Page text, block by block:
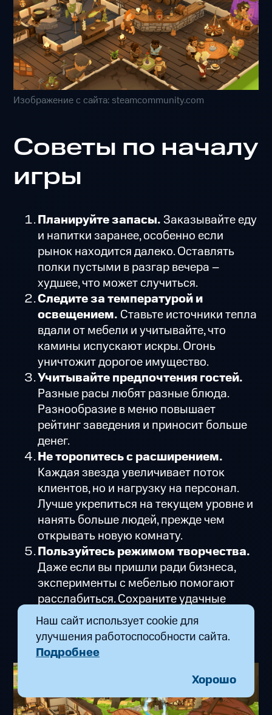
Наш сайт использует cookie для
улучшения работоспособности сайта.
Подробнее
Хорошо
Изображение с сайта: steamcommunity.com
Советы по началу
игры
Планируйте запасы.Заказывайте еду
и напитки заранее, особенно если
рынок находится далеко. Оставлять
полки пустыми в разгар вечера –
худшее, что может случиться.
Следите за температурой и
освещением. Ставьте источники тепла
вдали от мебели и учитывайте, что
камины испускают искры. Огонь
уничтожит дорогое имущество.
Учитывайте предпочтения гостей.
Разные расы любят разные блюда.
Разнообразие в меню повышает
рейтинг заведения и приносит больше
денег.
Не торопитесь с расширением.
Каждая звезда увеличивает поток
клиентов, но и нагрузку на персонал.
Лучше укрепиться на текущем уровне и
нанять больше людей, прежде чем
открывать новую комнату.
Пользуйтесь режимом творчества.
Даже если вы пришли ради бизнеса,
эксперименты с мебелью помогают
расслабиться. Сохраните удачные
шаблоны – они пригодятся в
следующих кампаниях.